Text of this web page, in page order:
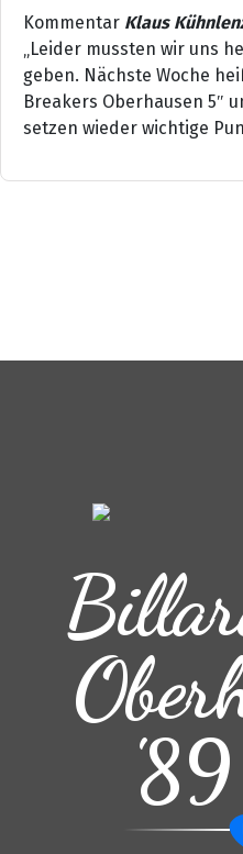
Kommentar Klaus
„Leider mussten wir uns
geben. Nächste Woche
Breakers Oberhausen 5″
setzen wieder wichtige